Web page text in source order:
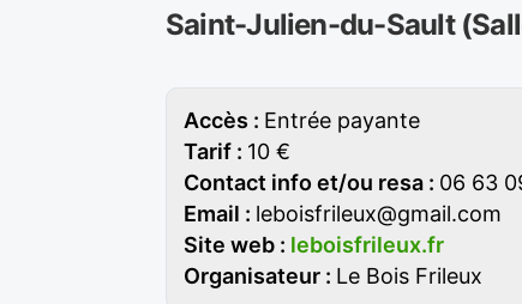
Saint-Julien-du-Sault
Accès : Entrée payante
Tarif : 10 €
Contact info et/ou resa : 06 63
Email : leboisfrileux@gmail.com
Site web : leboisfrileux.fr
Organisateur : Le Bois Frileux